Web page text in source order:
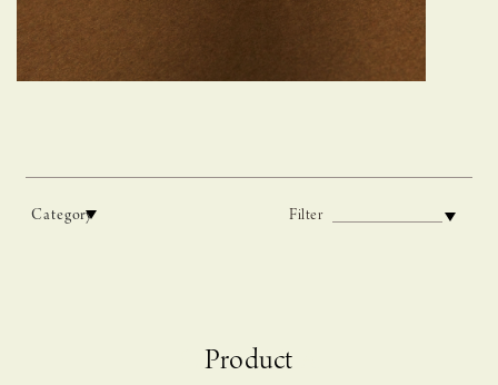
Category Filter
C A S U C A